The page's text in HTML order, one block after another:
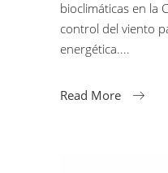
bioclimáticas en la
control del viento
energética.
Read More